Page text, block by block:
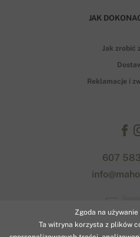
JAK
Jak zrobić
Reklamacje i
607
Zgoda na
Ta witryna korzysta z plików